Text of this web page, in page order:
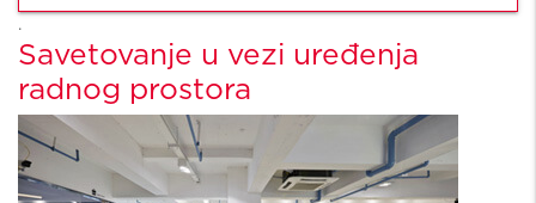
.
Savetovanje u vezi uređenja
radnog prostora